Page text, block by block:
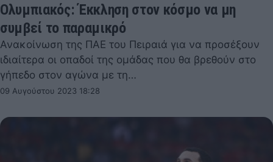
Ολυμπιακός: Έκκληση στον κόσμο να μη
συμβεί το παραμικρό
Ανακοίνωση της ΠΑΕ του Πειραιά για να προσέξουν
ιδιαίτερα οι οπαδοί της ομάδας που θα βρεθούν στο
γήπεδο στον αγώνα με τη…
09 Αυγούστου 2023 18:28